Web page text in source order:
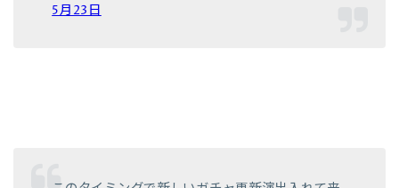
5月23日